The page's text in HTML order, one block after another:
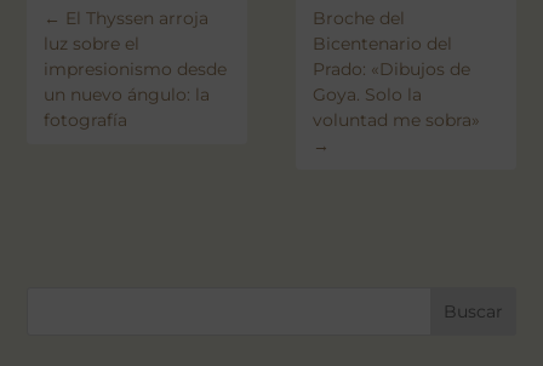
← El Thyssen arroja
luz sobre el
impresionismo desde
un nuevo ángulo: la
fotografía
Broche del
Bicentenario del
Prado: «Dibujos de
Goya. Solo la
voluntad me sobra»
→